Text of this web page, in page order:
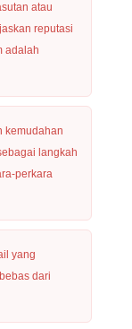
atau
reputasi
adalah
kemudahan
langkah
perkara
yang
dari